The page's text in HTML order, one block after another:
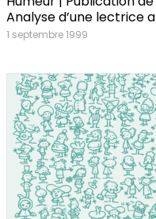
Analyse d’une lectrice
1 septembre 1999